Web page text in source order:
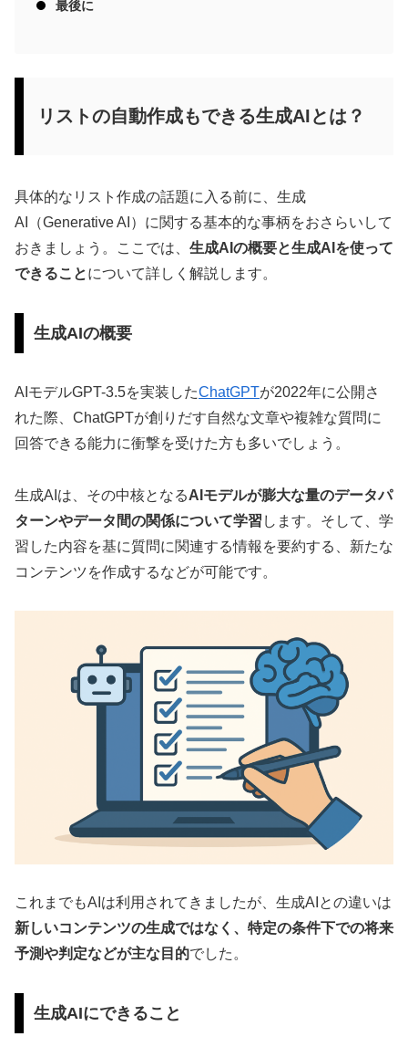
最後に
リストの自動作成もできる生成AIとは？
具体的なリスト作成の話題に入る前に、生成
AI（Generative AI）に関する基本的な事柄をおさらいして
おきましょう。ここでは、 生成AIの概要と生成AIを使って
できることについて詳しく解説します。
生成AIの概要
AIモデルGPT-3.5を実装したChatGPTが2022年に公開さ
れた際、ChatGPTが創りだす自然な文章や複雑な質問に
回答できる能力に衝撃を受けた方も多いでしょう。
生成AIは、その中核となるAIモデルが膨大な量のデータパ
ターンやデータ間の関係について学習 します。そして、学
習した内容を基に質問に関連する情報を要約する、新たな
コンテンツを作成するなどが可能です。
これまでもAIは利用されてきましたが、生成AIとの違いは
新しいコンテンツの生成ではなく、特定の条件下での将来
予測や判定などが主な目的でした。
生成AIにできること